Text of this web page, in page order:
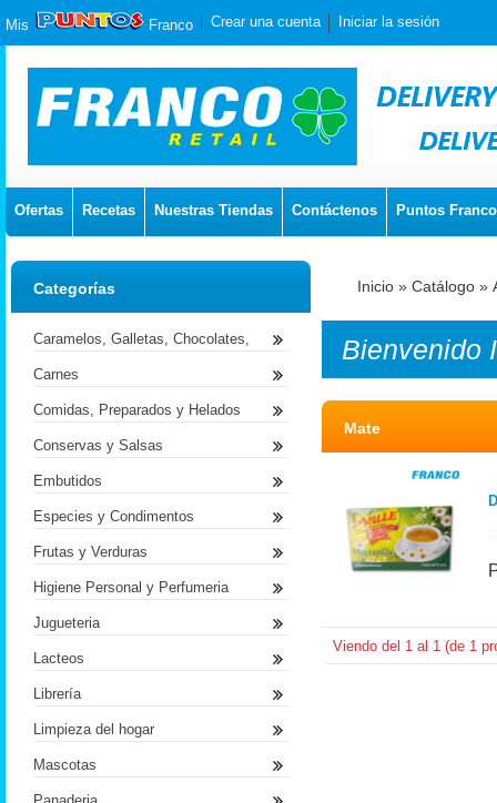
Mis Franco Crear una cuenta Iniciar la sesión
Ofertas Recetas Nuestras Tiendas Contáctenos Puntos Franco
Inicio » Catálogo »
Bienvenido
Mate
Viendo del 1 al 1 (de 1
Categorías
Caramelos, Galletas, Chocolates,
Carnes
Comidas, Preparados y Helados
Conservas y Salsas
Embutidos
Especies y Condimentos
Frutas y Verduras
Higiene Personal y Perfumeria
Jugueteria
Lacteos
Librería
Limpieza del hogar
Mascotas